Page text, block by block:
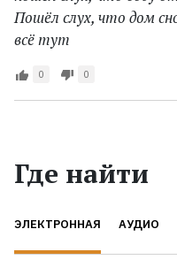
Пошёл слух, что дом
всё тут
0 0
Где найти
ЭЛЕКТРОННАЯ АУДИО